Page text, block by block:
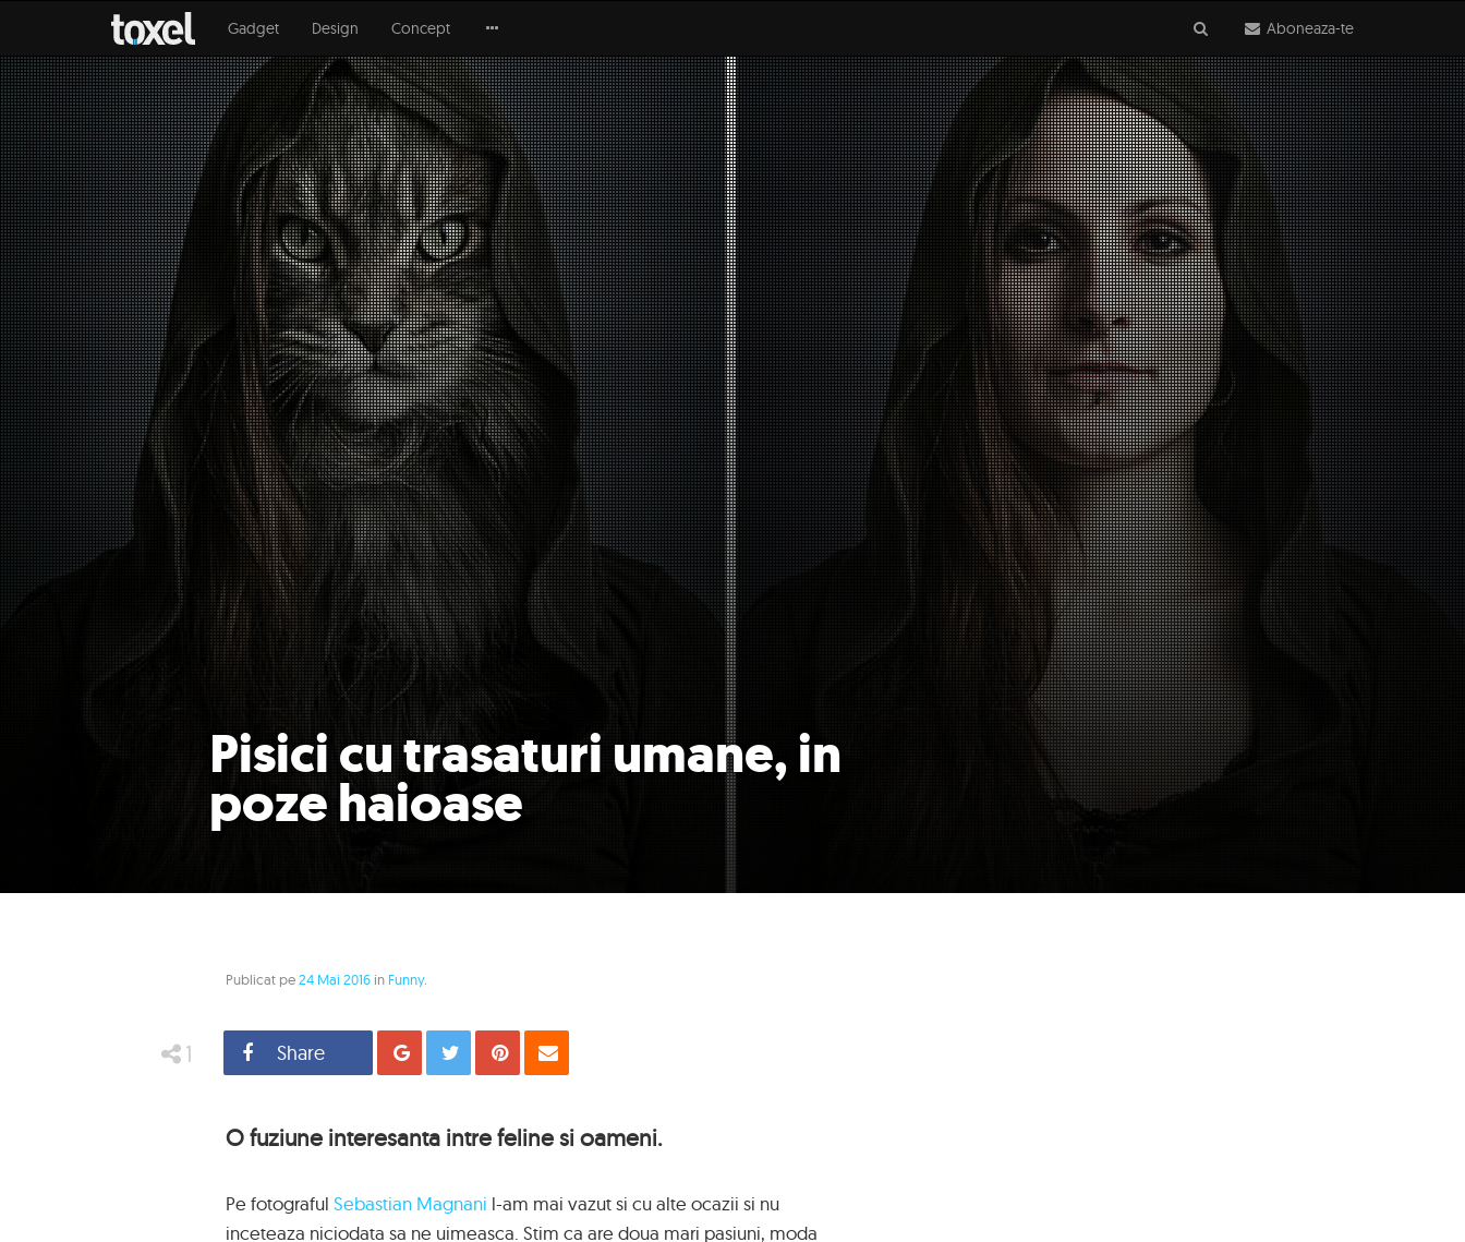
Aboneaza-te
Gadget Design Concept
Pisici cu trasaturi umane, in
poze haioase
Publicat pe24 Mai 2016 in Funny.
1 Share Distribuie
Tweet Pin
O fuziune interesanta intre feline si oameni.
Pe fotograful Sebastian Magnani l-am mai vazut si cu alte ocazii si nu
inceteaza niciodata sa ne uimeasca. Stim ca are doua mari pasiuni, moda